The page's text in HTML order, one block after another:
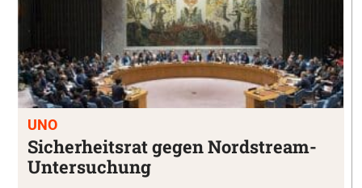
UNO
Sicherheitsrat gegen Nordstream-
Untersuchung